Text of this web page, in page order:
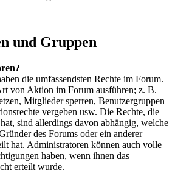
und Gruppen
die umfassendsten Rechte im Forum.
von Aktion im Forum ausführen; z. B.
Mitglieder sperren, Benutzergruppen
vergeben usw. Die Rechte, die
sind allerdings davon abhängig, welche
des Forums oder ein anderer
hat. Administratoren können auch volle
haben, wenn ihnen das
erteilt wurde.